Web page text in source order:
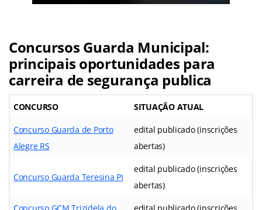
Concursos Guarda Municipal:
principais oportunidades para
carreira de segurança publica
CONCURSO SITUAÇÃO ATUAL
Concurso Guarda de Porto
Alegre RS
edital publicado (inscrições
abertas)
Concurso Guarda Teresina PI
edital publicado (inscrições
abertas)
Concurso GCM Trizidela do
edital publicado (inscrições